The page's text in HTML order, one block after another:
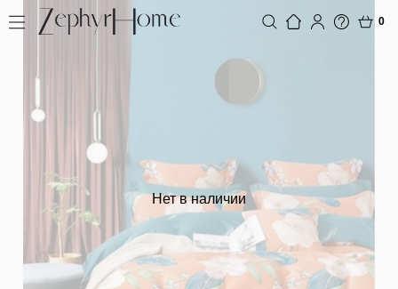
0
Нет в наличии